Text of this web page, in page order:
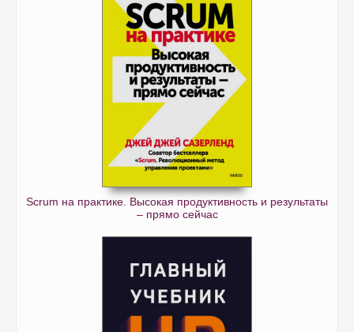
Scrum на практике. Высокая продуктивность и результаты
– прямо сейчас